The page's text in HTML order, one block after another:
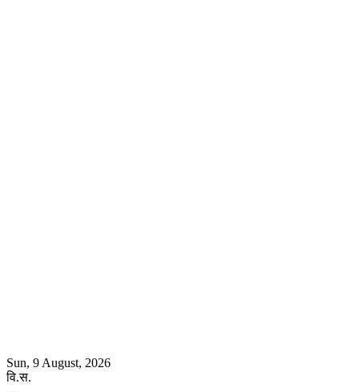
Sun, 9 August, 2026
वि.स.